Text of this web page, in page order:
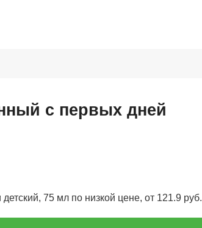
с первых дней
75 мл по низкой цене, от 121.9 руб.